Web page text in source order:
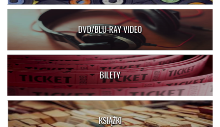
DVD/BLU-RAY VIDEO
BILETY
KSIĄŻKI